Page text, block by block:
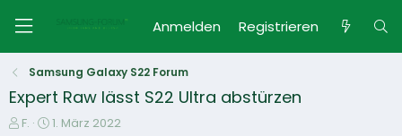
Anmelden Registrieren
Samsung Galaxy S22 Forum
Expert Raw lässt S22 Ultra abstürzen
E
F.
E1. März 2022